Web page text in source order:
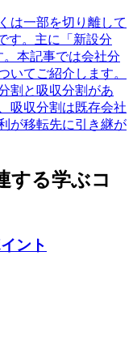
は一部を切り離して
す。主に「新設分
本記事では会社分
いてご紹介します。
割と吸収分割があ
吸収分割は既存会社
が移転先に引き継が
する学ぶコ
ント